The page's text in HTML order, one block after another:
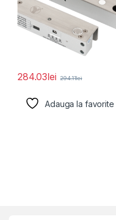
284.03lei 294.11lei
Adauga la favorite